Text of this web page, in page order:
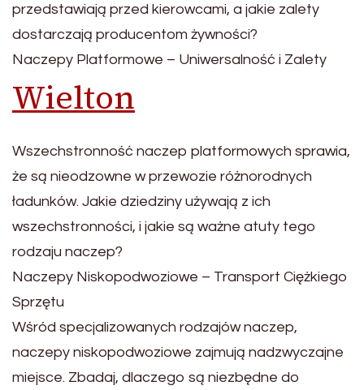
przedstawiają przed kierowcami, a jakie zalety
dostarczają producentom żywności?
Naczepy Platformowe – Uniwersalność i Zalety
Wielton
Wszechstronność naczep platformowych sprawia,
że są nieodzowne w przewozie różnorodnych
ładunków. Jakie dziedziny używają z ich
wszechstronności, i jakie są ważne atuty tego
rodzaju naczep?
Naczepy Niskopodwoziowe – Transport Ciężkiego
Sprzętu
Wśród specjalizowanych rodzajów naczep,
naczepy niskopodwoziowe zajmują nadzwyczajne
miejsce. Zbadaj, dlaczego są niezbędne do